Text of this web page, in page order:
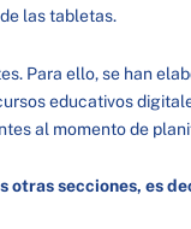
las tabletas.
Para ello, se han
educativos
al momento de
otras secciones, es